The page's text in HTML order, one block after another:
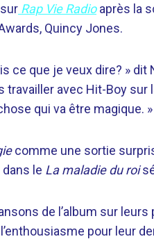
Rap Vie Radioaprès la
Quincy Jones.
que je veux dire? » dit
avec Hit-Boy
qui va être magique. »
comme une sortie
le La maladie du roi
de l’album sur
pour leur